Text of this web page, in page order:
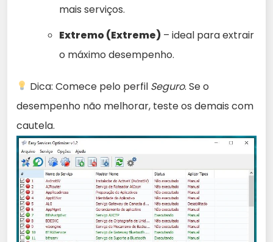
mais serviços.
Extremo (Extreme) – ideal para extrair
o máximo desempenho.
Dica: Comece pelo perfil Seguro. Se o
desempenho não melhorar, teste os demais com
cautela.